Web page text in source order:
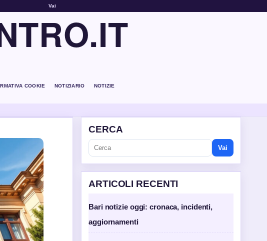
Vai
COOKIE NOTIZIARIO NOTIZIE
CERCA
Vai
ARTICOLI RECENTI
Bari notizie oggi: cronaca, incidenti,
aggiornamenti